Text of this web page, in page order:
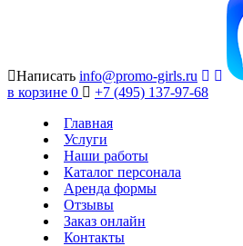
Написать info@promo-girls.ru
в корзине 0
+7 (495) 137-97-68
Главная
Услуги
Наши работы
Каталог персонала
Аренда формы
Отзывы
Заказ онлайн
Контакты